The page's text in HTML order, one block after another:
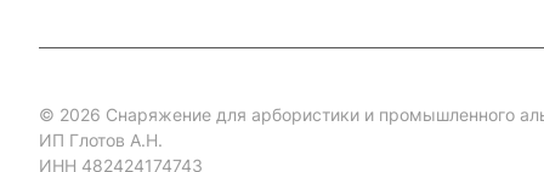
© 2026 Снаряжение для арбористики и промышленного
ИП Глотов А.Н.
ИНН 482424174743